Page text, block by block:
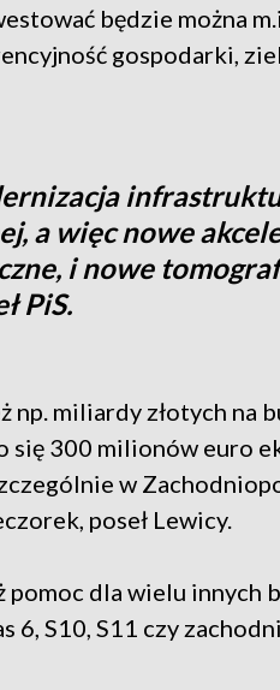
będzie można
gospodarki,
a więc nowe
i nowe
PiS.
np. miliardy złotych na
się 300 milionów euro
w
poseł Lewicy.
dla wielu innych
6, S10, S11 czy